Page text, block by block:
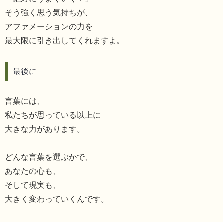
そう強く思う気持ちが、
アファメーションの力を
最大限に引き出してくれますよ。
最後に
言葉には、
私たちが思っている以上に
大きな力があります。
どんな言葉を選ぶかで、
あなたの心も、
そして現実も、
大きく変わっていくんです。